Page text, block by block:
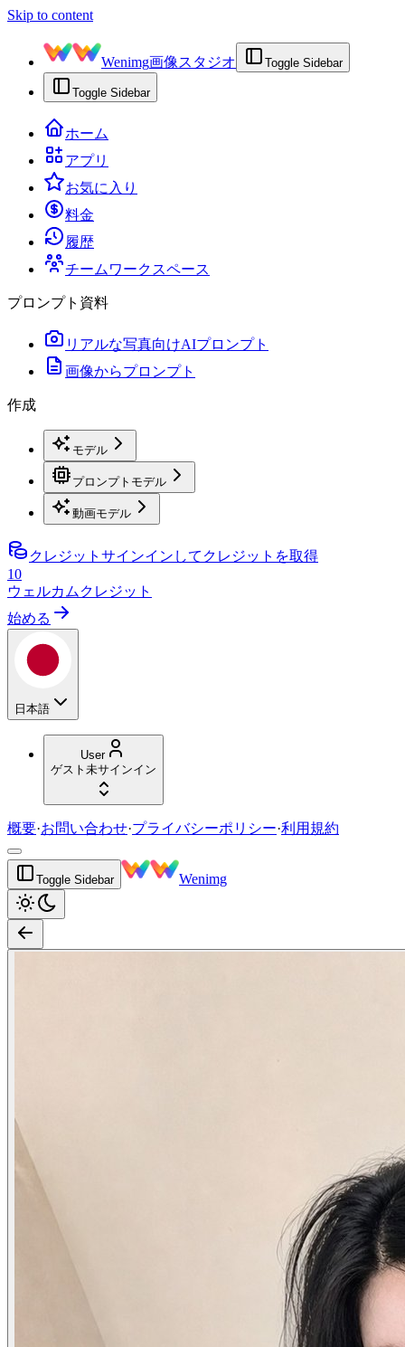
Skip to content
Wenimg画像スタジオ Toggle Sidebar
Toggle Sidebar
ホーム
アプリ
お気に入り
料金
履歴
チームワークスペース
プロンプト資料
リアルな写真向けAIプロンプト
画像からプロンプト
作成
モデル
プロンプトモデル
動画モデル
クレジット サインインしてクレジットを取得
10
ウェルカムクレジット
始める
日本語
User
ゲスト 未サインイン
概要·お問い合わせ·プライバシーポリシー·利用規約
Toggle Sidebar Wenimg